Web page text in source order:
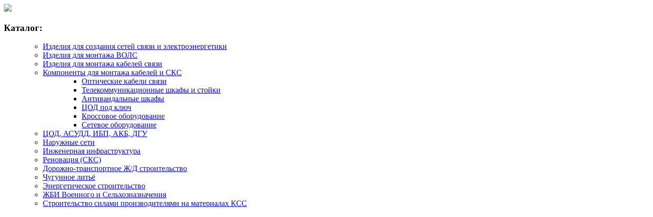
Каталог:
Изделия для создания сетей связи и электроэнергетики
Изделия для монтажа ВОЛС
Изделия для монтажа кабелей связи
Компоненты для монтажа кабелей и СКС
Оптические кабели связи
Телекоммуникационные шкафы и стойки
Антивандальные шкафы
ЦОД под ключ
Кроссовое оборудование
Сетевое оборудование
ЦОД, АСУДД, ИБП, АКБ, ДГУ
Наружные сети
Инженерная инфраструктура
Реновация (СКС)
Дорожно-транспортное Ж/Д строительство
Чугунное литьё
Энергетическое строительство
ЖБИ Военного и Сельхозназначения
Строительство силами производителями на материалах КСС